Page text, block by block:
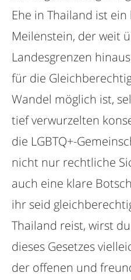
Ehe in Thailand ist
Meilenstein, der weit
Landesgrenzen
für die
Wandel möglich ist,
tief verwurzelten
die LGBTQ+-
nicht nur rechtliche
auch eine klare
ihr seid
Thailand reist, wirst
dieses Gesetzes
der offenen und